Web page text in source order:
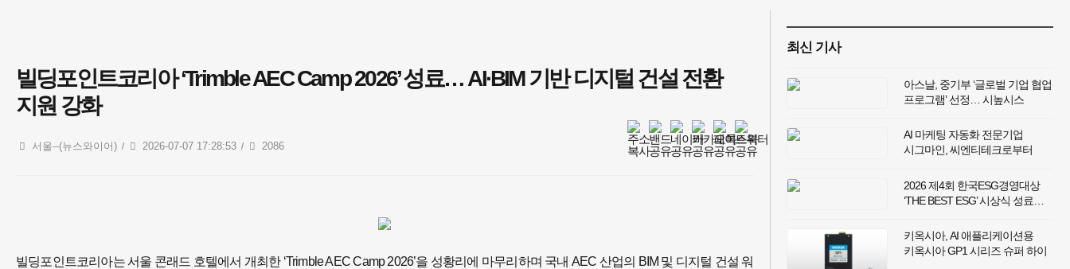
빌딩포인트코리아 ‘Trimble AEC Camp 2026’ 성료… AI·BIM 기반 디지털 건설 전환
지원 강화
서울--(뉴스와이어) 2026-07-07 17:28:53 2086
빌딩포인트코리아는 서울 콘래드 호텔에서 개최한 ‘Trimble AEC Camp 2026’을 성황리에 마무리하며 국내 AEC 산업의 BIM 및 디지털 건설 워
최신 기사
아스날, 중기부 ‘글로벌 기업 협업
프로그램’ 선정… 시높시스
초저전력 고감도 RF 레이더
최적화’ 추진
AI 마케팅 자동화 전문기업
시그마인, 씨엔티테크로부터
2026 제4회 한국ESG경영대상
‘THE BEST ESG’ 시상식 성료…
키옥시아, AI 애플리케이션용
키옥시아 GP1 시리즈 슈퍼 하이